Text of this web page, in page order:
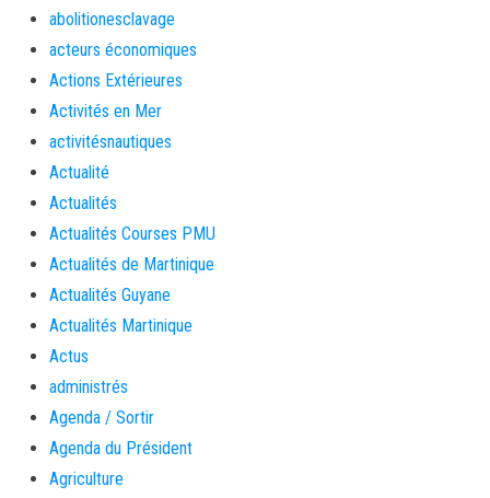
abolitionesclavage
acteurs économiques
Actions Extérieures
Activités en Mer
activitésnautiques
Actualité
Actualités
Actualités Courses PMU
Actualités de Martinique
Actualités Guyane
Actualités Martinique
Actus
administrés
Agenda / Sortir
Agenda du Président
Agriculture